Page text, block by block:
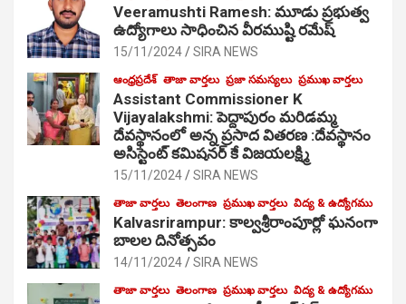
Veeramushti Ramesh: మూడు ప్రభుత్వ
ఉద్యోగాలు సాధించిన వీరముష్టి రమేష్
15/11/2024 SIRA NEWS
ఆంధ్రప్రదేశ్ తాజా వార్తలు ప్రజా సమస్యలు ప్రముఖ వార్తలు
Assistant Commissioner K
Vijayalakshmi: పెద్దాపురం మరిడమ్మ
దేవస్థానంలో అన్న ప్రసాద వితరణ :దేవస్థానం
అసిస్టెంట్ కమిషనర్ కే విజయలక్ష్మి
15/11/2024 SIRA NEWS
తాజా వార్తలు తెలంగాణ ప్రముఖ వార్తలు విద్య & ఉద్యోగము
Kalvasrirampur: కాల్వశ్రీరాంపూర్లో ఘనంగా
బాలల దినోత్సవం
14/11/2024 SIRA NEWS
తాజా వార్తలు తెలంగాణ ప్రముఖ వార్తలు విద్య & ఉద్యోగము